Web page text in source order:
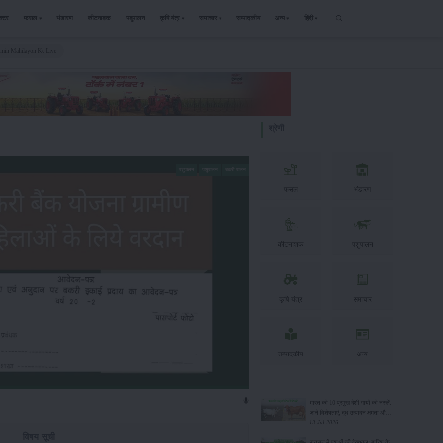
फसल भंडारण कीटनाशक पशुपालन कृषि यंत्र समाचार सम्पादकीय अन्य हिंदी
फसल भंडारण
कीटनाशक पशुपालन
कृषि यंत्र समाचार
सम्पादकीय अन्य
भारत की 10 प्रमुख देशी गायों की नस्लें:
जानें विशेषताएं, दूध उत्पादन क्षमता और
पालन के फायदे
13-Jul-2026